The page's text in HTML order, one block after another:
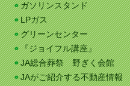
ガソリンスタンド
LPガス
グリーンセンター
『ジョイフル講座』
JA総合葬祭 野ぎく会館
JAがご紹介する不動産情報